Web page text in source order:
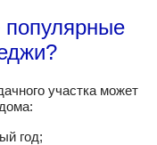
участка может
год;